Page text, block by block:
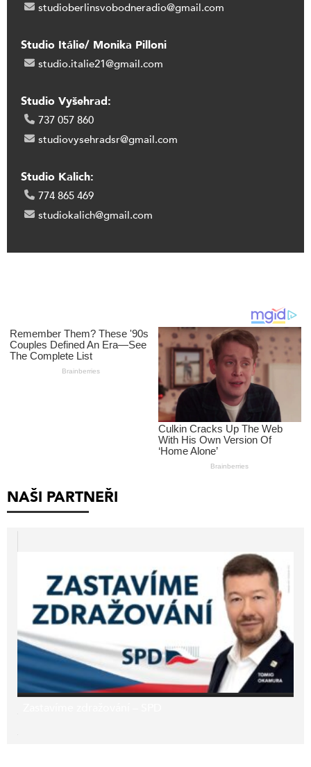
studioberlinsvobodneradio@gmail.com
Studio Itálie/ Monika Pilloni
studio.italie21@gmail.com
Studio Vyšehrad:
737 057 860
studiovysehradsr@gmail.com
Studio Kalich:
774 865 469
studiokalich@gmail.com
NAŠI PARTNEŘI